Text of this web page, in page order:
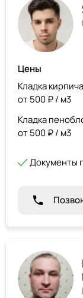
Цены
Кладка кирпича
от 500 ₽ / м3
Кладка
от 500 ₽ / м3
Документы